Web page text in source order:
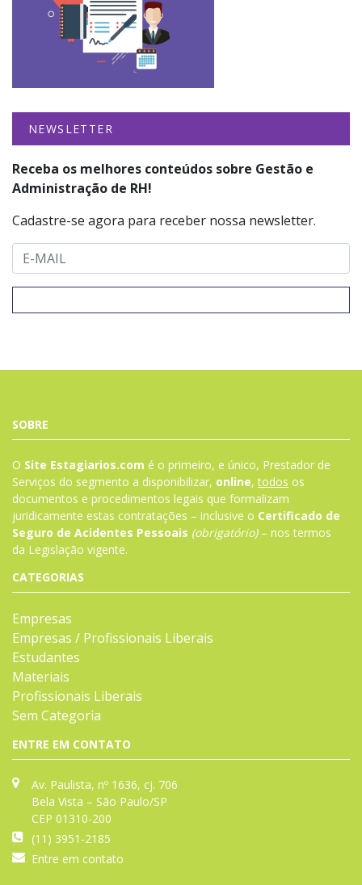
NEWSLETTER
Receba os melhores conteúdos sobre Gestão e
Administração de RH!
Cadastre-se agora para receber nossa newsletter.
SOBRE
O Site Estagiarios.com é o primeiro, e único, Prestador de
Serviços do segmento a disponibilizar, online,todos os
documentos e procedimentos legais que formalizam
juridicamente estas contratações – inclusive o Certificado de
Seguro de Acidentes Pessoais (obrigatório)– nos termos
da Legislação vigente.
CATEGORIAS
Empresas
Empresas / Profissionais Liberais
Estudantes
Materiais
Profissionais Liberais
Sem Categoria
ENTRE EM CONTATO
Av. Paulista, nº 1636, cj. 706
Bela Vista – São Paulo/SP
CEP 01310-200
(11) 3951-2185
Entre em contato